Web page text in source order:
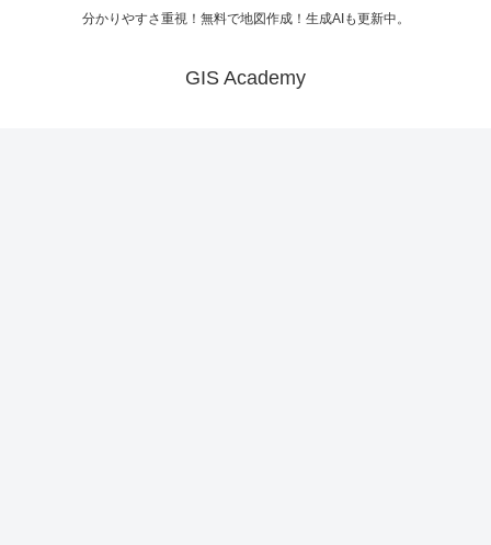
分かりやすさ重視！無料で地図作成！生成AIも更新中。
GIS Academy